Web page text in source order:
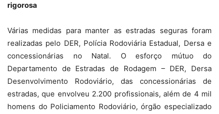
rigorosa
Várias medidas para manter as estradas seguras foram
realizadas pelo DER, Polícia Rodoviária Estadual, Dersa e
concessionárias no Natal. O esforço mútuo do
Departamento de Estradas de Rodagem – DER, Dersa
Desenvolvimento Rodoviário, das concessionárias de
estradas, que envolveu 2.200 profissionais, além de 4 mil
homens do Policiamento Rodoviário, órgão especializado